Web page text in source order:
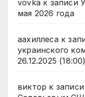
vovka к записи
мая 2026 года
аахиллесак
украинского
26.12.2025 (18:00)
виктор к записи